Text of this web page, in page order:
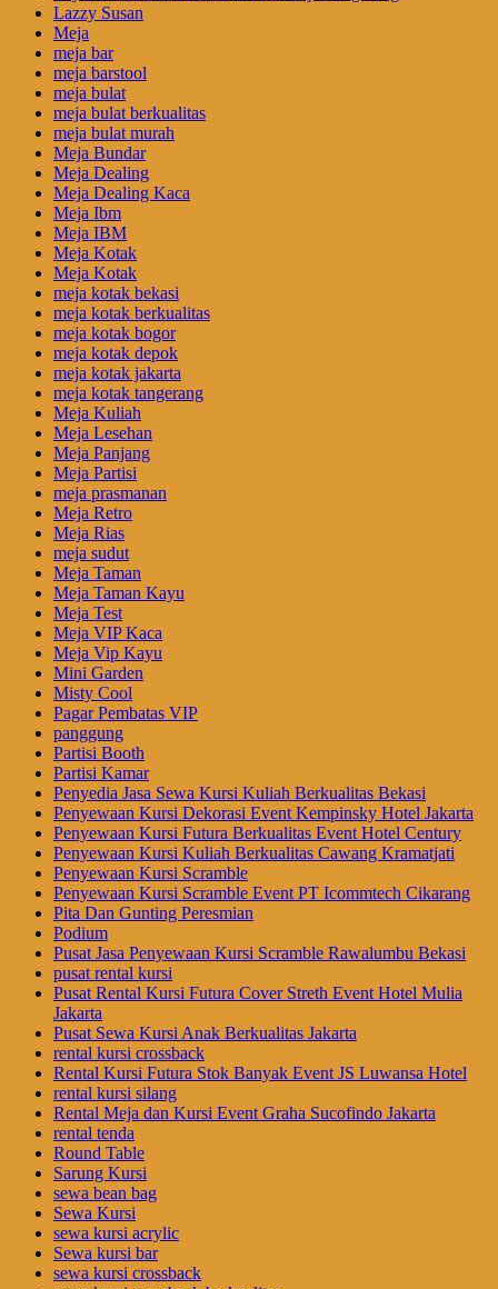
Lazzy Susan
Meja
meja bar
meja barstool
meja bulat
meja bulat berkualitas
meja bulat murah
Meja Bundar
Meja Dealing
Meja Dealing Kaca
Meja Ibm
Meja IBM
Meja Kotak
Meja Kotak
meja kotak bekasi
meja kotak berkualitas
meja kotak bogor
meja kotak depok
meja kotak jakarta
meja kotak tangerang
Meja Kuliah
Meja Lesehan
Meja Panjang
Meja Partisi
meja prasmanan
Meja Retro
Meja Rias
meja sudut
Meja Taman
Meja Taman Kayu
Meja Test
Meja VIP Kaca
Meja Vip Kayu
Mini Garden
Misty Cool
Pagar Pembatas VIP
panggung
Partisi Booth
Partisi Kamar
Penyedia Jasa Sewa Kursi Kuliah Berkualitas Bekasi
Penyewaan Kursi Dekorasi Event Kempinsky Hotel Jakarta
Penyewaan Kursi Futura Berkualitas Event Hotel Century
Penyewaan Kursi Kuliah Berkualitas Cawang Kramatjati
Penyewaan Kursi Scramble
Penyewaan Kursi Scramble Event PT Icommtech Cikarang
Pita Dan Gunting Peresmian
Podium
Pusat Jasa Penyewaan Kursi Scramble Rawalumbu Bekasi
pusat rental kursi
Pusat Rental Kursi Futura Cover Streth Event Hotel Mulia
Jakarta
Pusat Sewa Kursi Anak Berkualitas Jakarta
rental kursi crossback
Rental Kursi Futura Stok Banyak Event JS Luwansa Hotel
rental kursi silang
Rental Meja dan Kursi Event Graha Sucofindo Jakarta
rental tenda
Round Table
Sarung Kursi
sewa bean bag
Sewa Kursi
sewa kursi acrylic
Sewa kursi bar
sewa kursi crossback